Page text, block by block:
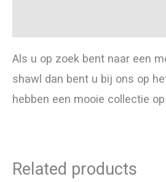
Als u op zoek bent naar een
shawl dan bent u bij ons op
hebben een mooie collectie
Related products